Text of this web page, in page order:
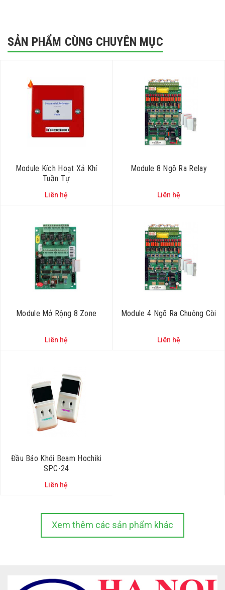
SẢN PHẨM CÙNG CHUYÊN MỤC
Module Kích Hoạt Xả Khí
Tuần Tự
Liên hệ
Module 8 Ngõ Ra Relay
Liên hệ
Module Mở Rộng 8 Zone
Liên hệ
Module 4 Ngõ Ra Chuông Còi
Liên hệ
Đầu Báo Khói Beam Hochiki
SPC-24
Liên hệ
Xem thêm các sản phẩm khác